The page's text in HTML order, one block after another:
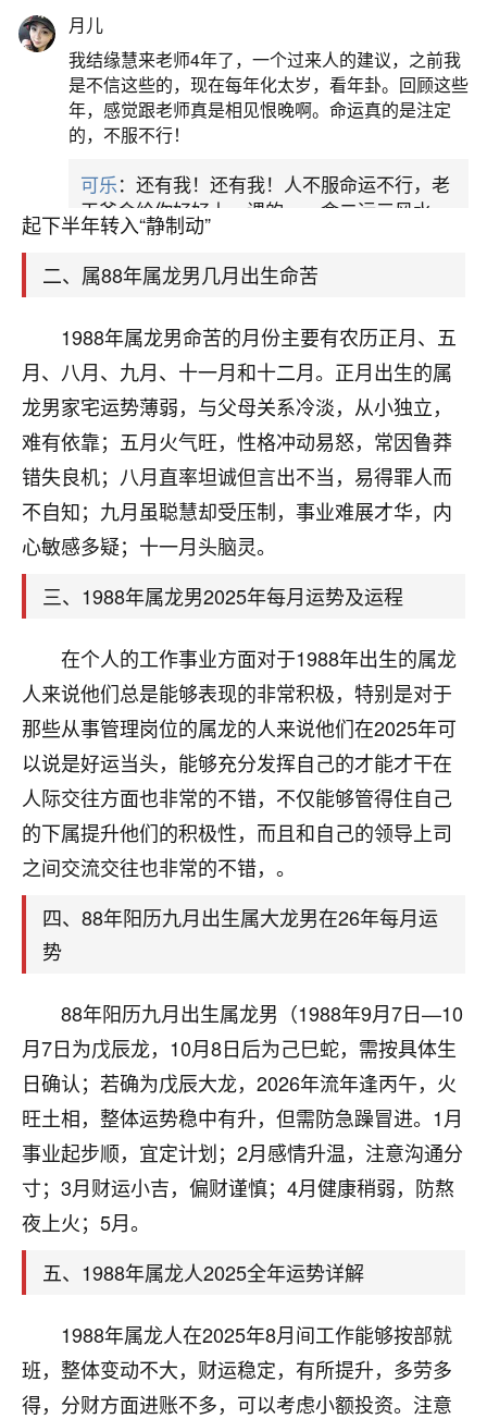
先紧后松的特点。正月到三月，事业节奏平缓但需
防口舌是非，财运受人情支出影响略显紧张，感情
家庭温馨却易因琐事摩擦；健康上注意防寒与肠胃
调理。四月至六月，贵人运增强，尤其五月午火助
势，职场易获支持或晋升机会，正财增长明显，但
情绪波动大，需防范心火过旺及与伴侣争执。七月
起下半年转入“静制动”
二、属88年属龙男几月出生命苦
1988年属龙男命苦的月份主要有农历正月、五
月、八月、九月、十一月和十二月。正月出生的属
龙男家宅运势薄弱，与父母关系冷淡，从小独立，
难有依靠；五月火气旺，性格冲动易怒，常因鲁莽
错失良机；八月直率坦诚但言出不当，易得罪人而
不自知；九月虽聪慧却受压制，事业难展才华，内
心敏感多疑；十一月头脑灵。
三、1988年属龙男2025年每月运势及运程
在个人的工作事业方面对于1988年出生的属龙
人来说他们总是能够表现的非常积极，特别是对于
那些从事管理岗位的属龙的人来说他们在2025年可
以说是好运当头，能够充分发挥自己的才能才干在
人际交往方面也非常的不错，不仅能够管得住自己
的下属提升他们的积极性，而且和自己的领导上司
之间交流交往也非常的不错，。
四、88年阳历九月出生属大龙男在26年每月运
势
88年阳历九月出生属龙男（1988年9月7日—10
月7日为戊辰龙，10月8日后为己巳蛇，需按具体生
日确认；若确为戊辰大龙，2026年流年逢丙午，火
旺土相，整体运势稳中有升，但需防急躁冒进。1月
事业起步顺，宜定计划；2月感情升温，注意沟通分
寸；3月财运小吉，偏财谨慎；4月健康稍弱，防熬
夜上火；5月。
五、1988年属龙人2025全年运势详解
1988年属龙人在2025年8月间工作能够按部就
班，整体变动不大，财运稳定，有所提升，多劳多
得，分财方面进账不多，可以考虑小额投资。注意
月儿
我结缘慧来老师4年了，一个过来人的建议，之前我
是不信这些的，现在每年化太岁，看年卦。回顾这些
年，感觉跟老师真是相见恨晚啊。命运真的是注定
的，不服不行！
可乐：还有我！还有我！人不服命运不行，老
天爷会给你好好上一课的。一命二运三风水，
哪样不服都不行！
平安是福：我也是每年找老师化太岁，看年
卦，认识老师3年了，都是缘分啊！
17分钟前 来自湖北 19
心若莲花
我是做餐饮的，这两年，生意屡屡受挫，店开一家关
一家，要么生意不好，生意好的就出事。前些年攒的
家底快败光了，真是倒霉！我也想找人看看到底怎么
回事？
鹿森：你可以找老师看看，人有时不服命不行
太阳当空赵：我也做餐饮的，生意不算大，但
址、风水、还有开业日子，哪哪都看了，虽然
大环境不好，但是我家生意还可以，前几天又
刚找老师做了补财库，希望财运更好一点！
2小时前 来自海南 18
梦醒时分
我女儿高二叛逆，大半年不上学，一说她就要死要活
的，把我们两口子愁的不行，朋友给我推荐的慧来老
师，一开始我是病急乱投医，这半年来，法事一个个
做完，我女儿跟变了个人一样，不期望她能考多好的
大学，只要能安安稳稳的把书读了，身体心理都健健
鹿森：可怜天下父母心啊！
3小时前 来自河北 16
付深
我是公司人事调整，有升迁机会，但同时竞争的我们
三个，找老师的时候是抱着侥幸心理，没想到老师看
着我晋升有望，我半信半疑的按照老师建议，做了化
太岁还有一个发钱粮，本来年前的人事调整，拖到年
后，我以为都没戏了，结果开年一上班，开会提拔升
职第一个就是我，职务无所谓，主要是底薪加了
3000，非常开心，无论如何，感恩感谢！🙏🏻
鹿森：恭喜升职加薪！！，请客吗？�
12小时前 来自北京 32